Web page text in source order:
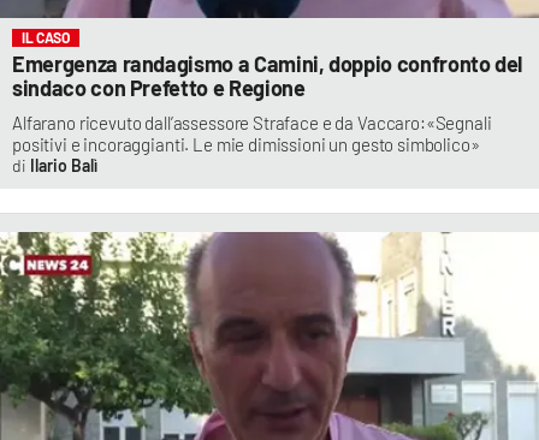
IL CASO
Emergenza randagismo a Camini, doppio confronto del
sindaco con Prefetto e Regione
Alfarano ricevuto dall’assessore Straface e da Vaccaro:«Segnali
positivi e incoraggianti. Le mie dimissioni un gesto simbolico»
Ilario Balì